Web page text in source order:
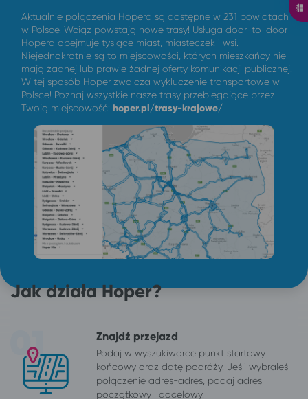
Aktualnie połączenia Hopera są dostępne w 231 powiatach
w Polsce. Wciąż powstają nowe trasy! Usługa door-to-door
Hopera obejmuje tysiące miast, miasteczek i wsi.
Niejednokrotnie są to miejscowości, których mieszkańcy nie
mają żadnej lub prawie żadnej oferty komunikacji publicznej.
W tej sposób Hoper zwalcza wykluczenie transportowe w
Polsce! Poznaj wszystkie nasze trasy przebiegające przez
Twoją miejscowość: hoper.pl/trasy-krajowe/
Jak działa Hoper?
Znajdź przejazd
Podaj w wyszukiwarce punkt startowy i
końcowy oraz datę podróży. Jeśli wybrałeś
połączenie adres-adres, podaj adres
początkowy i docelowy.